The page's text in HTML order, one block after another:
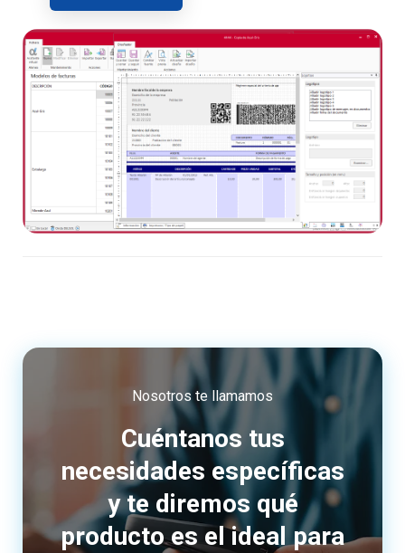
Nosotros te llamamos
Cuéntanos tus
necesidades específicas
y te diremos qué
producto es el ideal para